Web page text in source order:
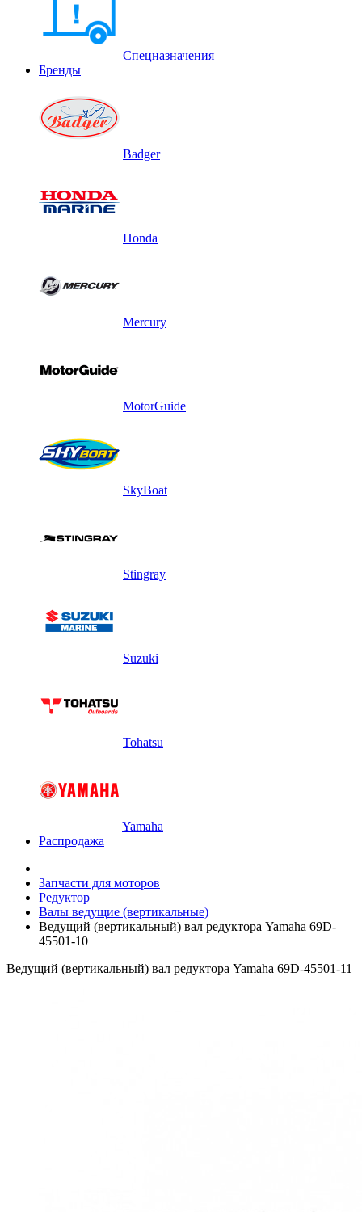
Спецназначения
Бренды
Badger
Honda
Mercury
MotorGuide
SkyBoat
Stingray
Suzuki
Tohatsu
Yamaha
Распродажа
Запчасти для моторов
Редуктор
Валы ведущие (вертикальные)
Ведущий (вертикальный) вал редуктора Yamaha 69D-
45501-10
Ведущий (вертикальный) вал редуктора Yamaha 69D-45501-11